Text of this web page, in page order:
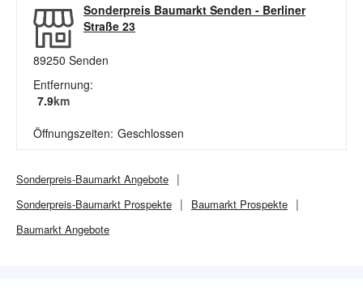
Sonderpreis Baumarkt Senden - Berliner
Straße 23
89250 Senden
Entfernung:
7.9km
Öffnungszeiten: Geschlossen
Sonderpreis-Baumarkt Angebote
Sonderpreis-Baumarkt Prospekte Baumarkt Prospekte
Baumarkt Angebote